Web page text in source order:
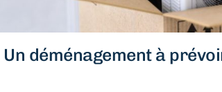
Un déménagement à